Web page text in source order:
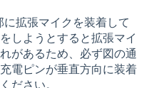
に拡張マイクを装着して
しようとすると拡張マイ
があるため、必ず図の通
電ピンが垂直方向に装着
ださい。